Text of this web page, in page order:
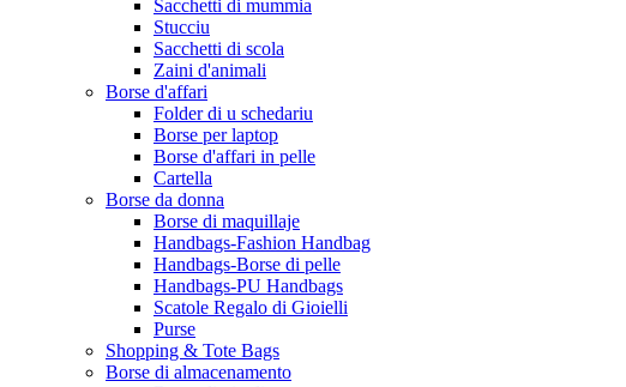
Sacchetti di mummia
Stucciu
Sacchetti di scola
Zaini d'animali
Borse d'affari
Folder di u schedariu
Borse per laptop
Borse d'affari in pelle
Cartella
Borse da donna
Borse di maquillaje
Handbags-Fashion Handbag
Handbags-Borse di pelle
Handbags-PU Handbags
Scatole Regalo di Gioielli
Purse
Shopping & Tote Bags
Borse di almacenamento